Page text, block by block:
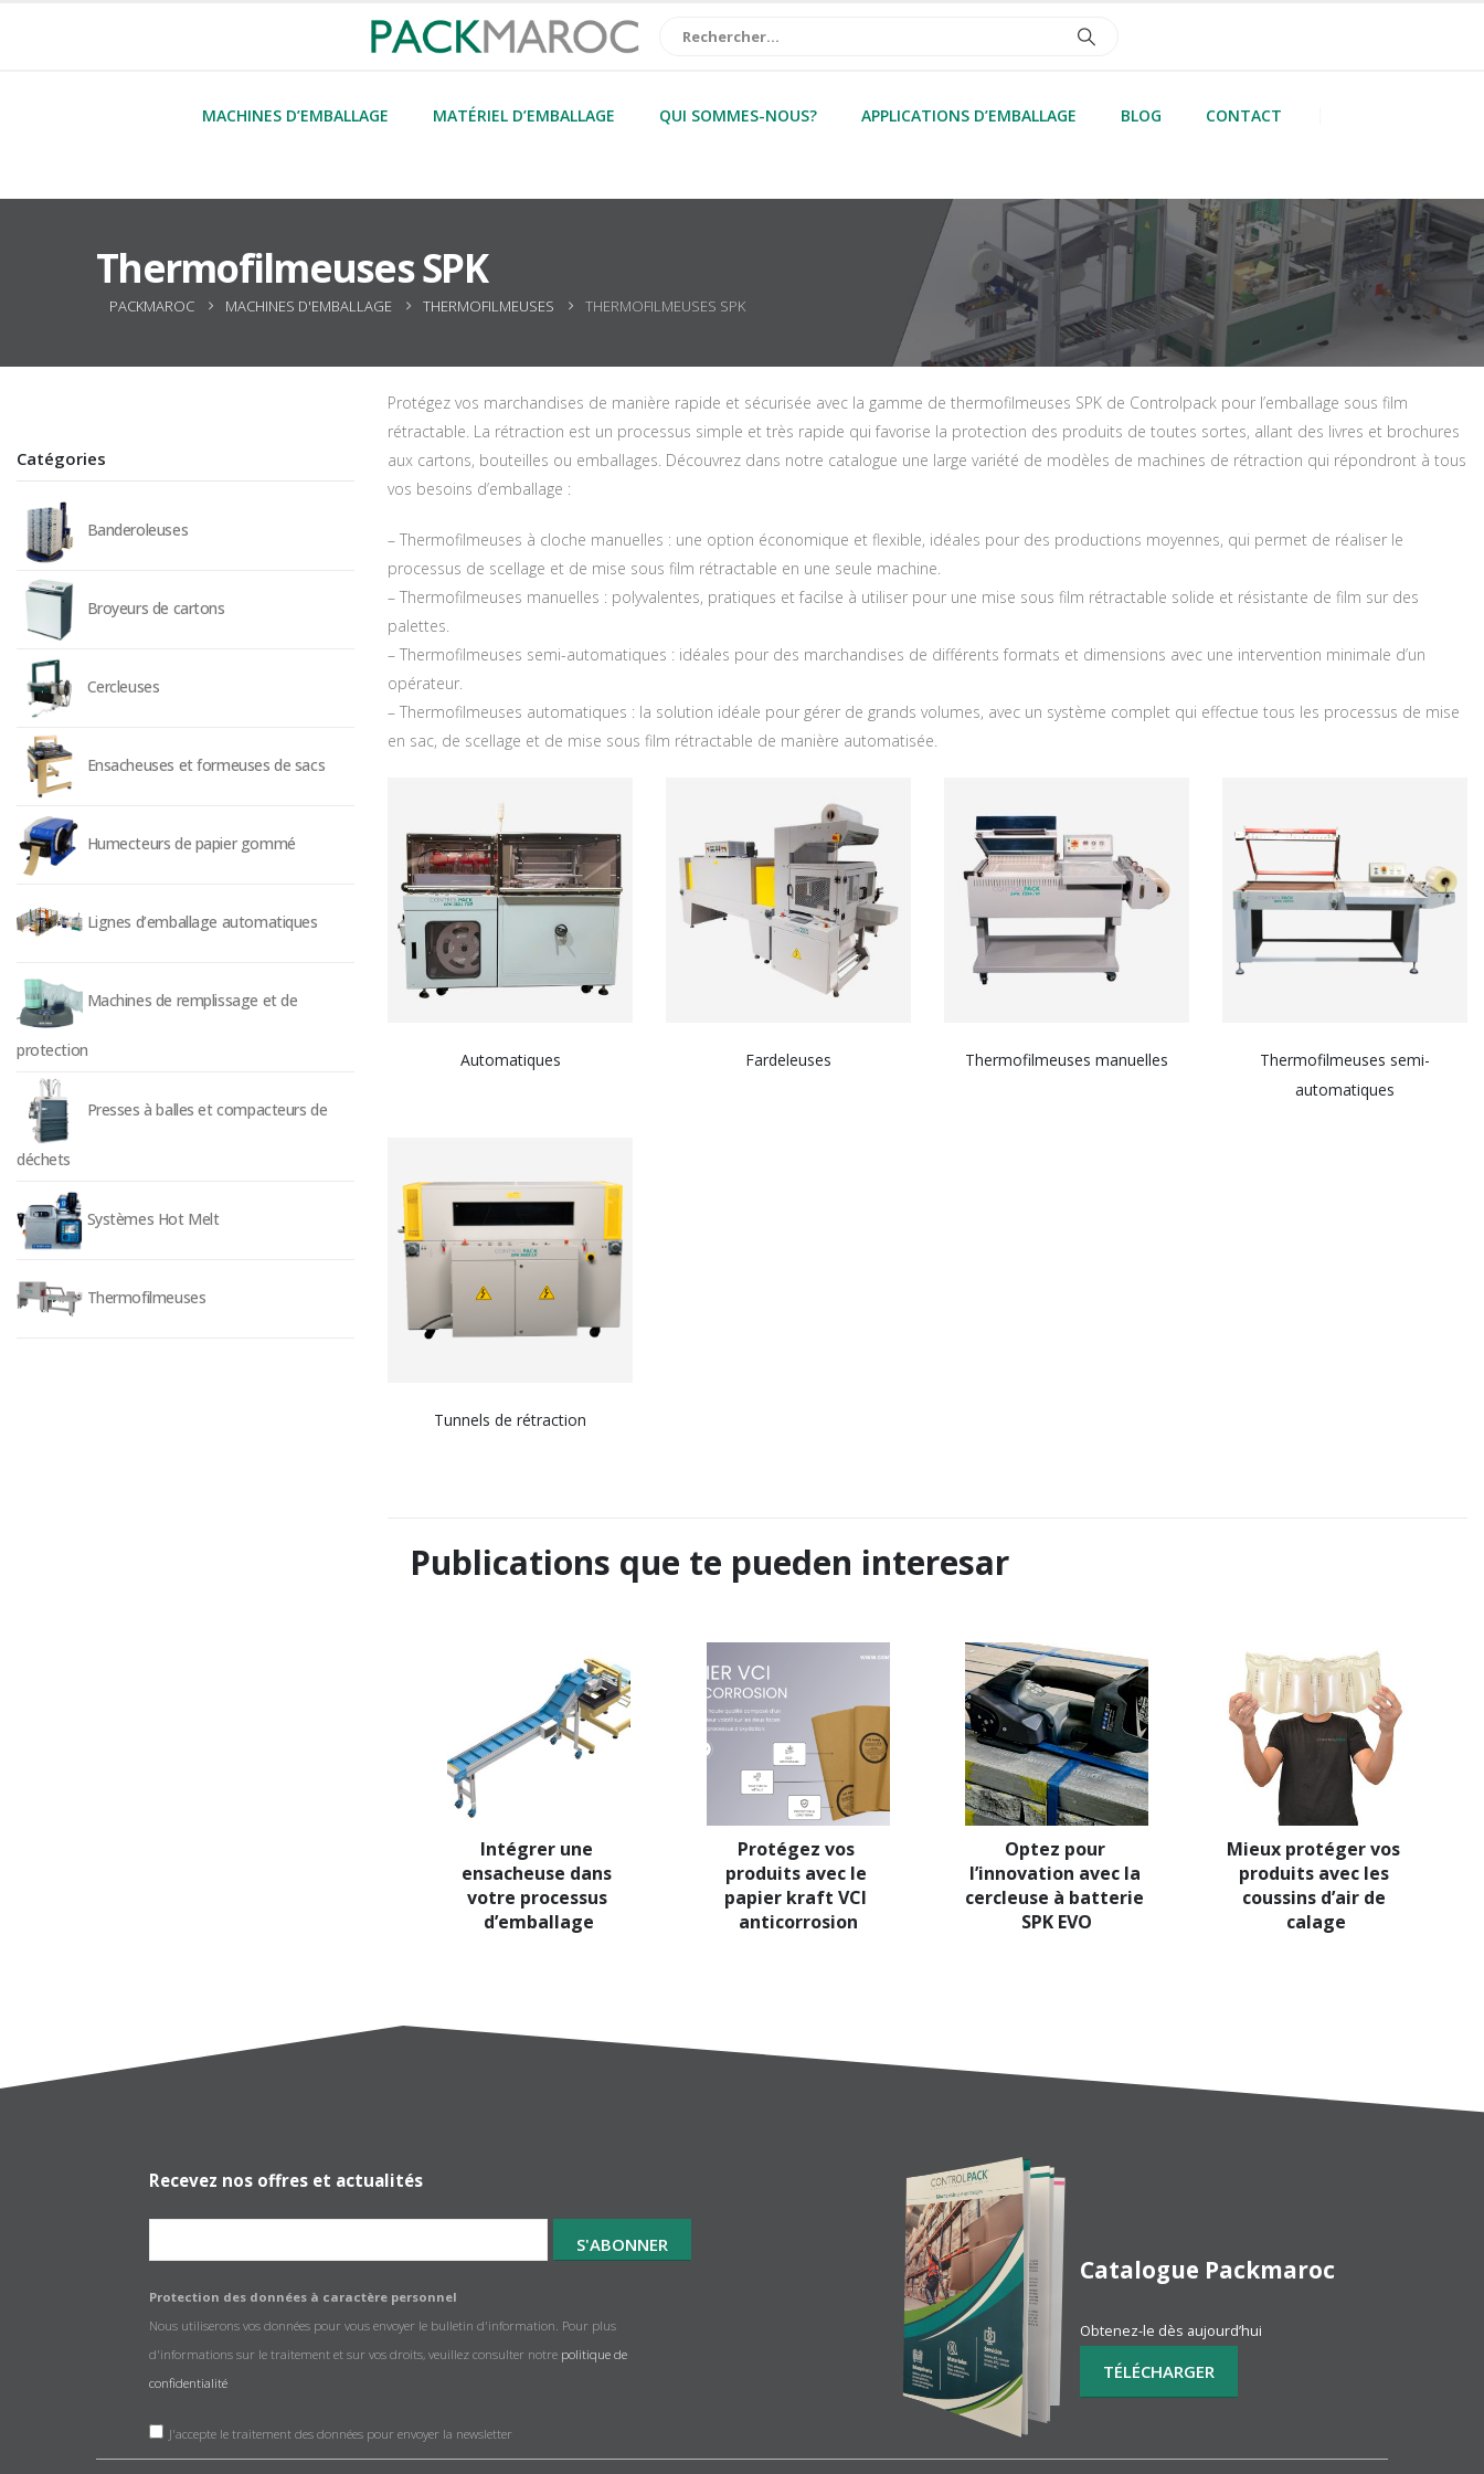
MACHINES D’EMBALLAGE MATÉRIEL D’EMBALLAGE QUI SOMMES-NOUS? APPLICATIONS D’EMBALLAGE BLOG CONTACT
Thermofilmeuses SPK
PACKMAROC MACHINES D'EMBALLAGE THERMOFILMEUSES THERMOFILMEUSES SPK
Protégez vos marchandises de manière rapide et sécurisée avec la gamme de thermofilmeuses SPK de Controlpack pour l’emballage sous film
rétractable. La rétraction est un processus simple et très rapide qui favorise la protection des produits de toutes sortes, allant des livres et brochures
aux cartons, bouteilles ou emballages. Découvrez dans notre catalogue une large variété de modèles de machines de rétraction qui répondront à tous
vos besoins d’emballage :
– Thermofilmeuses à cloche manuelles : une option économique et flexible, idéales pour des productions moyennes, qui permet de réaliser le
processus de scellage et de mise sous film rétractable en une seule machine.
– Thermofilmeuses manuelles : polyvalentes, pratiques et facilse à utiliser pour une mise sous film rétractable solide et résistante de film sur des
palettes.
– Thermofilmeuses semi-automatiques : idéales pour des marchandises de différents formats et dimensions avec une intervention minimale d’un
opérateur.
– Thermofilmeuses automatiques : la solution idéale pour gérer de grands volumes, avec un système complet qui effectue tous les processus de mise
en sac, de scellage et de mise sous film rétractable de manière automatisée.
Automatiques Fardeleuses Thermofilmeuses manuelles
Thermofilmeuses semi-
automatiques
Tunnels de rétraction
Publications que te pueden interesar
Intégrer une
ensacheuse dans
votre processus
d’emballage
Protégez vos
produits avec le
papier kraft VCI
anticorrosion
Optez pour
l’innovation avec la
cercleuse à batterie
SPK EVO
Mieux protéger vos
produits avec les
coussins d’air de
calage
Catégories
Banderoleuses
Broyeurs de cartons
Cercleuses
Ensacheuses et formeuses de sacs
Humecteurs de papier gommé
Lignes d’emballage automatiques
Machines de remplissage et de
protection
Presses à balles et compacteurs de
déchets
Systèmes Hot Melt
Thermofilmeuses
Recevez nos offres et actualités
Protection des données à caractère personnel
Nous utiliserons vos données pour vous envoyer le bulletin d'information. Pour plus
d'informations sur le traitement et sur vos droits, veuillez consulter notre politique de
confidentialité
J'accepte le traitement des données pour envoyer la newsletter
Catalogue Packmaroc
Obtenez-le dès aujourd’hui